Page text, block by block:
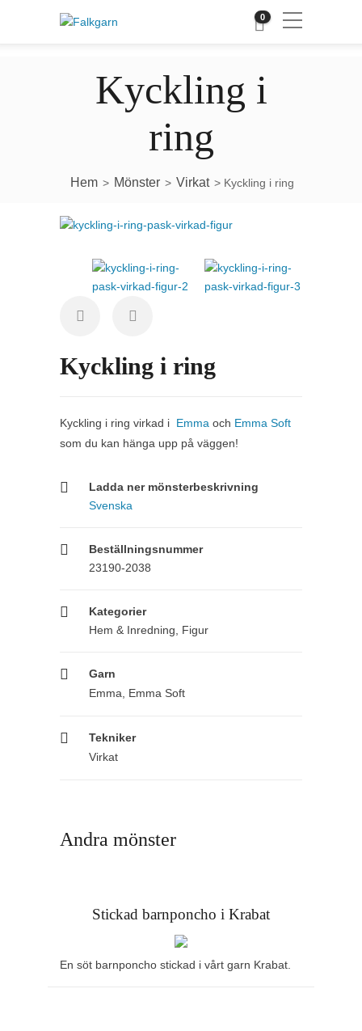
0
Kyckling i
ring
Hem > Mönster > Virkat > Kyckling i ring
Kyckling i ring
Kyckling i ring virkad i Emma och Emma Soft
som du kan hänga upp på väggen!
Ladda ner mönsterbeskrivning
Svenska
Beställningsnummer
23190-2038
Kategorier
Hem & Inredning
Figur
Garn
Emma
Emma Soft
Tekniker
Virkat
Andra mönster
Stickad barnponcho i Krabat
En söt barnponcho stickad i vårt garn Krabat.